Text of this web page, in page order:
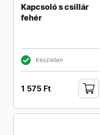
Kapcsoló s csillár
fehér
Készleten
1 575 Ft